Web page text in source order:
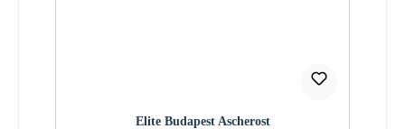
Elite Budapest Ascherost